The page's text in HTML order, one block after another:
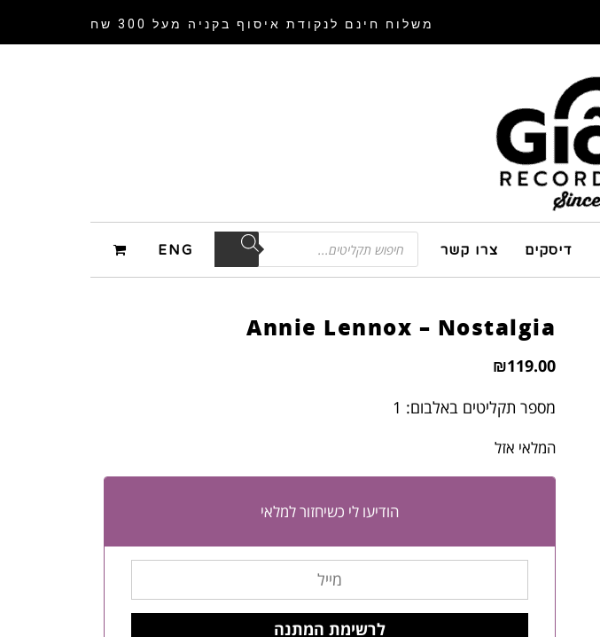
משלוח חינם לנקודת איסוף בקניה מעל 300 שח
דיסקים צרו קשר ENG
Annie Lennox – Nostalgia
₪119.00
מספר תקליטים באלבום: 1
המלאי אזל
הודיעו לי כשיחזור למלאי